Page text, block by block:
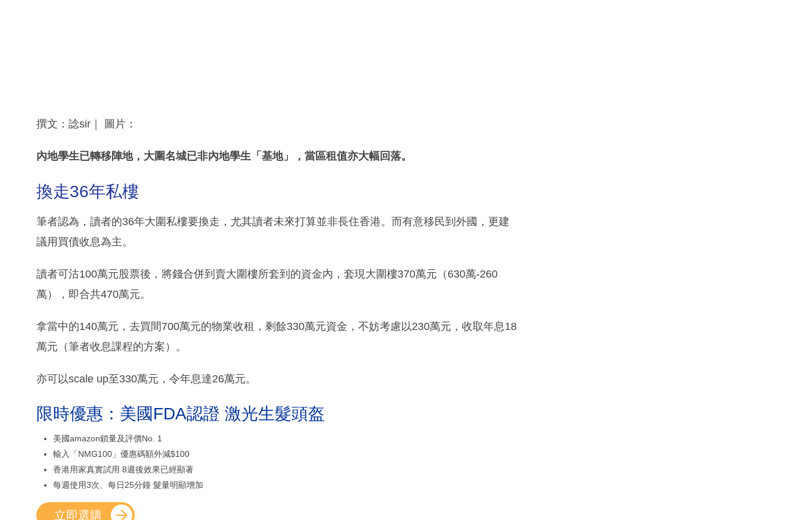
撰文：諗sir｜ 圖片：
內地學生已轉移陣地，大圍名城已非內地學生「基地」，當區租值亦大幅回落。
換走36年私樓
筆者認為，讀者的36年大圍私樓要換走，尤其讀者未來打算並非長住香港。而有意移民到外國，更建
議用買債收息為主。
讀者可沽100萬元股票後，將錢合併到賣大圍樓所套到的資金內，套現大圍樓370萬元（630萬-260
萬），即合共470萬元。
拿當中的140萬元，去買間700萬元的物業收租，剩餘330萬元資金，不妨考慮以230萬元，收取年息18
萬元（筆者收息課程的方案）。
亦可以scale up至330萬元，令年息達26萬元。
限時優惠：美國FDA認證 激光生髮頭盔
美國amazon鎖量及評價No. 1
輸入「NMG100」優惠碼額外減$100
香港用家真實試用 8週後效果已經顯著
每週使用3次、每日25分鐘 髮量明顯增加
立即選購